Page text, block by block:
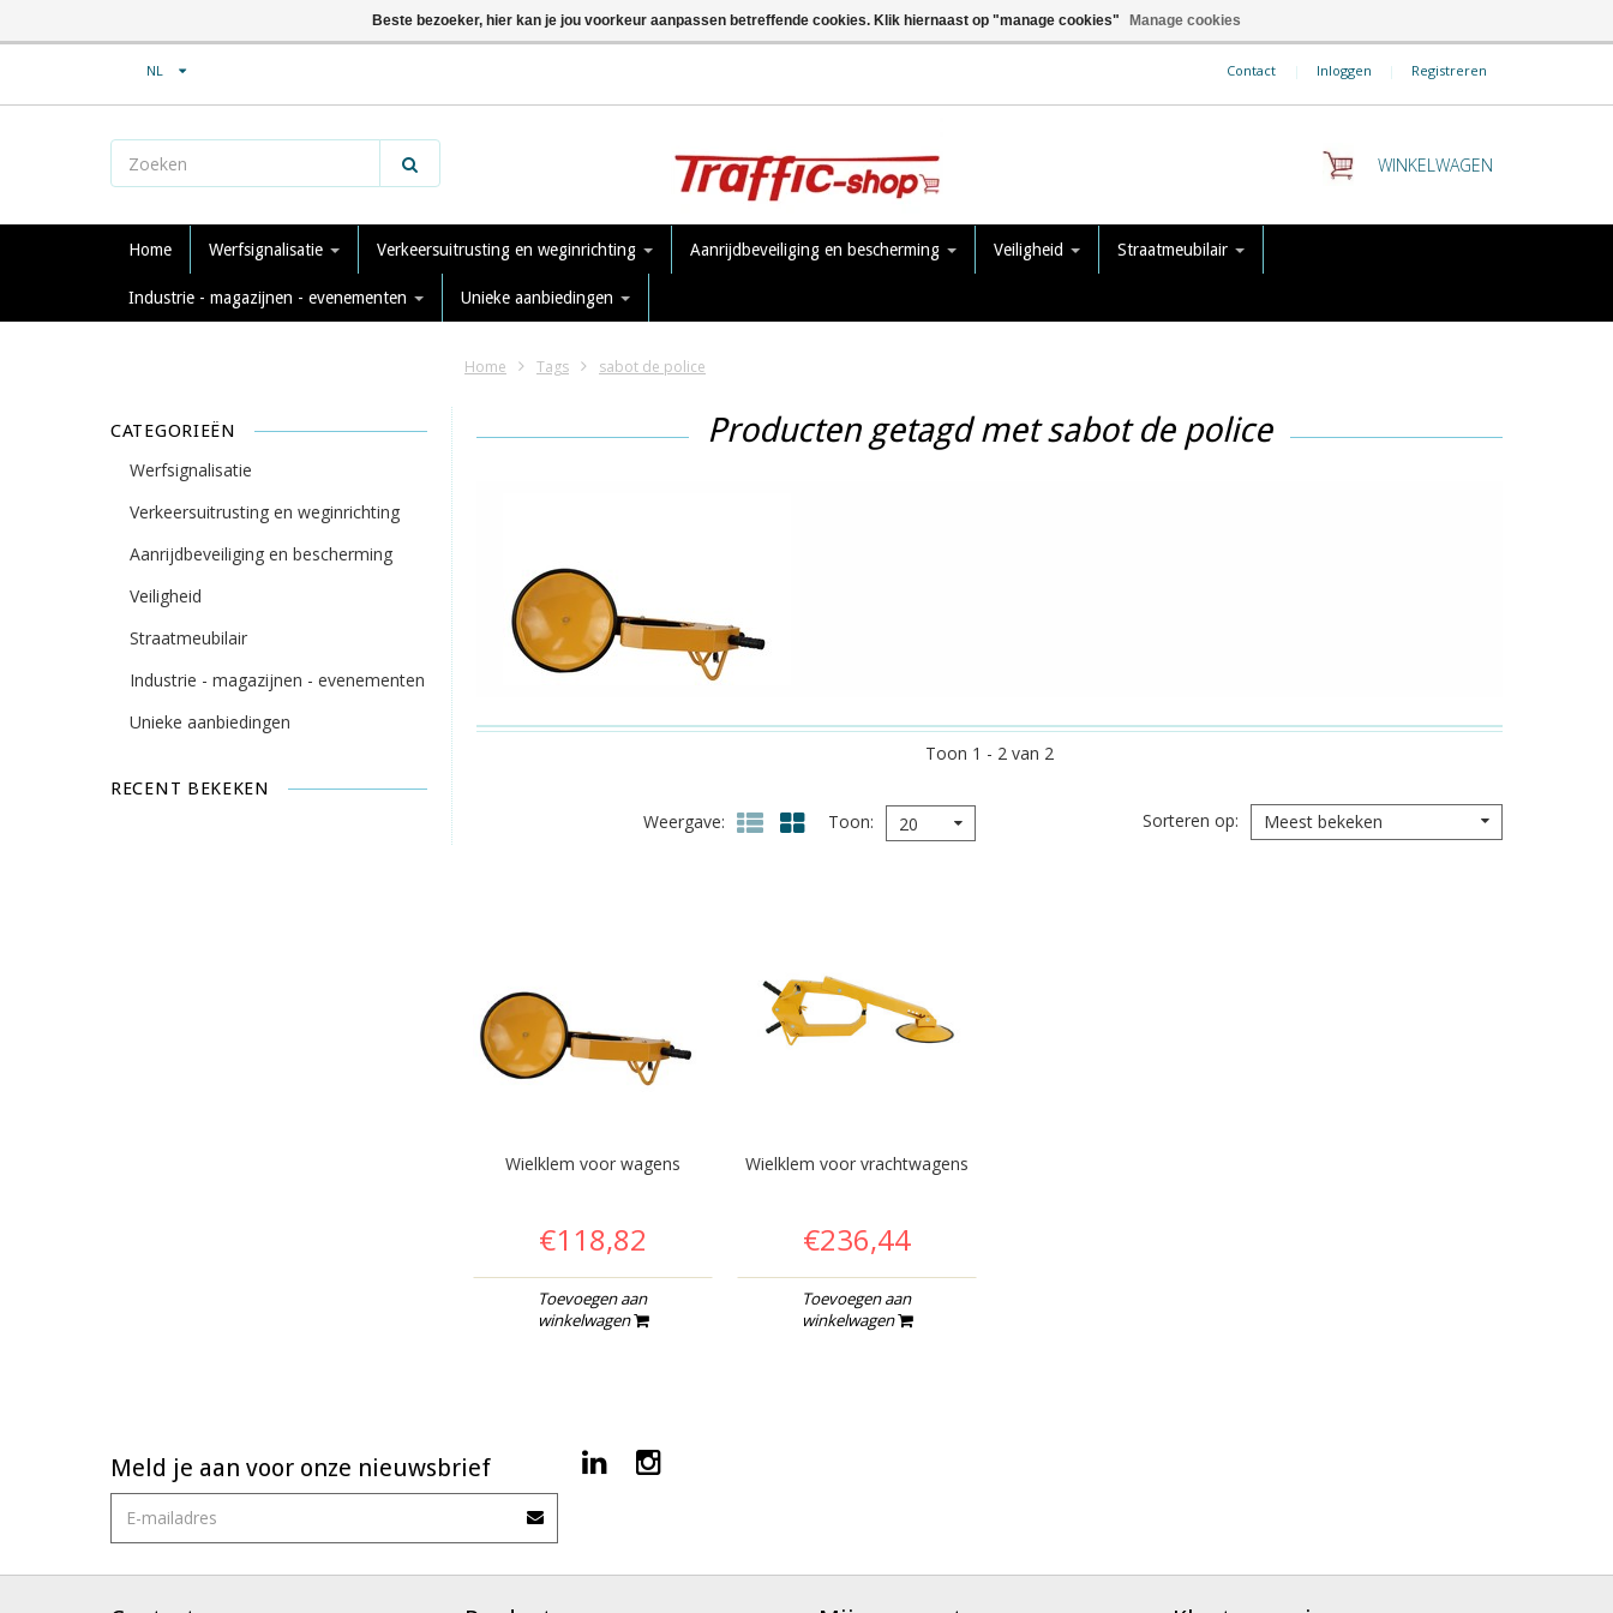
NL Contact | Inloggen | Registreren
WINKELWAGEN
Home Werfsignalisatie Verkeersuitrusting en weginrichting Aanrijdbeveiliging en bescherming Veiligheid Straatmeubilair
Industrie - magazijnen - evenementen Unieke aanbiedingen
Home Tags sabot de police
CATEGORIEËN
Werfsignalisatie
Verkeersuitrusting en weginrichting
Aanrijdbeveiliging en bescherming
Veiligheid
Straatmeubilair
Industrie - magazijnen - evenementen
Unieke aanbiedingen
RECENT BEKEKEN
Producten getagd met sabot de police
Toon 1 - 2 van 2
Weergave Toon 20 Sorteren op Meest bekeken
Wielklem voor wagens
€118,82
Toevoegen aan
winkelwagen
Wielklem voor vrachtwagens
€236,44
Toevoegen aan
winkelwagen
Meld je aan voor onze nieuwsbrief
Beste bezoeker, hier kan je jou voorkeur aanpassen betreffende cookies. Klik hiernaast op "manage cookies" Manage cookies